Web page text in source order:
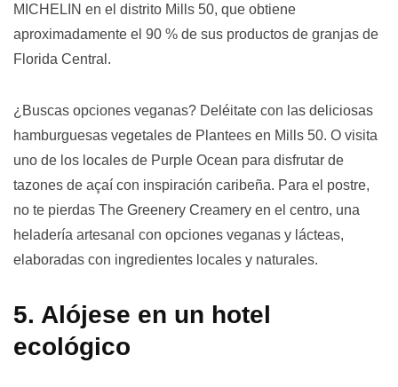
MICHELIN en el distrito Mills 50, que obtiene
aproximadamente el 90 % de sus productos de granjas de
Florida Central.
¿Buscas opciones veganas? Deléitate con las deliciosas
hamburguesas vegetales de Plantees en Mills 50. O visita
uno de los locales de Purple Ocean para disfrutar de
tazones de açaí con inspiración caribeña. Para el postre,
no te pierdas The Greenery Creamery en el centro, una
heladería artesanal con opciones veganas y lácteas,
elaboradas con ingredientes locales y naturales.
5. Alójese en un hotel
ecológico